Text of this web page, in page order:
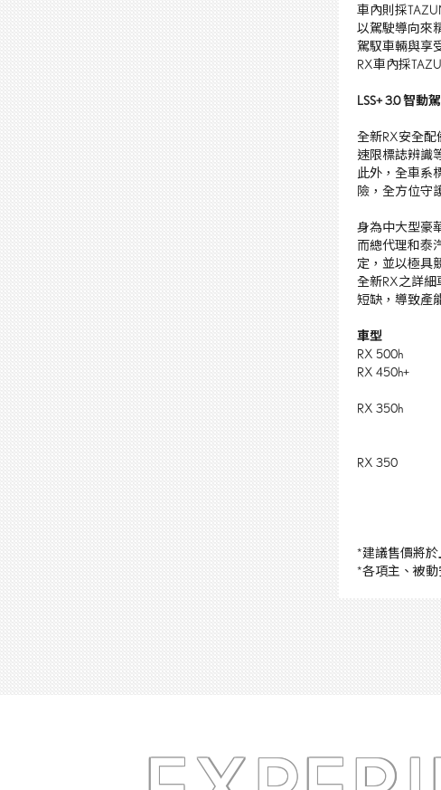
車內則採
以駕駛導向來
駕馭車輛與享
RX車內採
LSS+ 3.0智動
全新RX安全配
速限標誌辨識
此外，全車系
險，全方位守
身為中大型豪
而總代理和泰
定，並以極具
全新RX之詳細
短缺，導致產
車型
RX 500h
RX 450h+
RX 350h
RX 350
*建議售價將
*各項主、被